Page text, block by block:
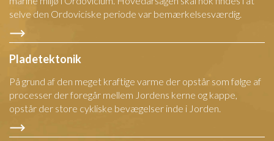
selve den Ordoviciske periode var bemærkelsesværdig.
Pladetektonik
På grund af den meget kraftige varme der opstår som følge af
processer der foregår mellem Jordens kerne og kappe,
opstår der store cykliske bevægelser inde i Jorden.